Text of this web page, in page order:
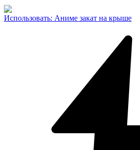
Использовать: Аниме закат на крыше